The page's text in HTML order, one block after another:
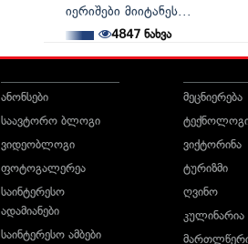
იერიშები მიიტანეს...
4847 ნახვა
ანონსები
საავტორო ბლოგი
ვიდეობლოგი
ფოტოგალერეა
საინტერესო
ადამიანები
საინტერესო ამბები
მეცნიერება
ვიქტორინა
ტურიზმი
ღვინო
კულინარია